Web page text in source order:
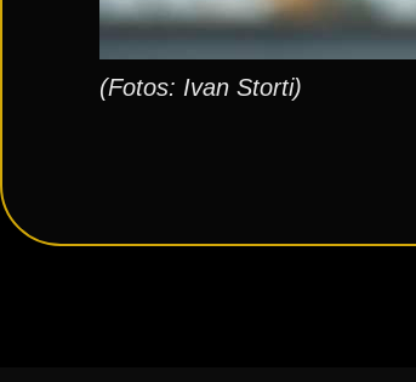
(Fotos: Ivan Storti)